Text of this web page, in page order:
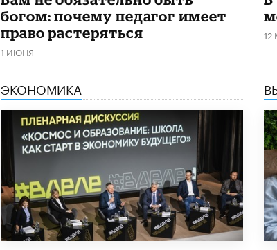
богом: почему педагог имеет
право растеряться
1 ИЮНЯ
12
ЭКОНОМИКА